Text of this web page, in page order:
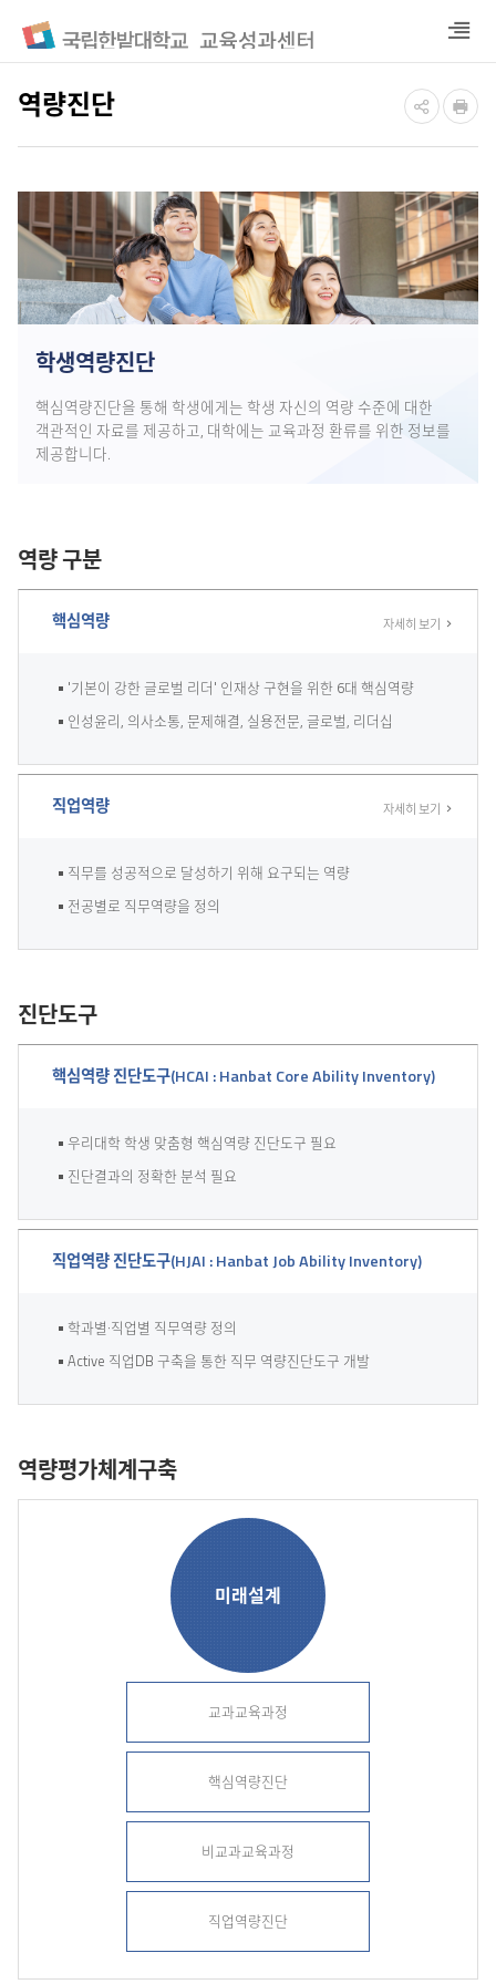
역량진단
학생역량진단
핵심역량진단을 통해 학생에게는 학생 자신의 역량 수준에 대한
객관적인 자료를 제공하고, 대학에는 교육과정 환류를 위한 정보를
제공합니다.
역량 구분
핵심역량
'기본이 강한 글로벌 리더' 인재상 구현을 위한 6대 핵심역량
인성윤리, 의사소통, 문제해결, 실용전문, 글로벌, 리더십
자세히 보기
직업역량
직무를 성공적으로 달성하기 위해 요구되는 역량
전공별로 직무역량을 정의
자세히 보기
진단도구
핵심역량 진단도구(HCAI : Hanbat Core Ability Inventory)
우리대학 학생 맞춤형 핵심역량 진단도구 필요
진단결과의 정확한 분석 필요
직업역량 진단도구(HJAI : Hanbat Job Ability Inventory)
학과별·직업별 직무역량 정의
Active 직업DB 구축을 통한 직무 역량진단도구 개발
역량평가체계구축
미래설계
교과교육과정
핵심역량진단
비교과교육과정
직업역량진단